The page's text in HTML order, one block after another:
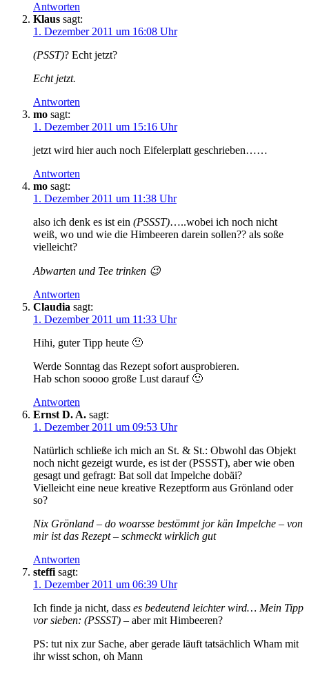
Antworten
Klaus sagt:
1. Dezember 2011 um 16:08 Uhr
(PSST)? Echt jetzt?
Echt jetzt.
Antworten
mo sagt:
1. Dezember 2011 um 15:16 Uhr
jetzt wird hier auch noch Eifelerplatt geschrieben……
Antworten
mo sagt:
1. Dezember 2011 um 11:38 Uhr
also ich denk es ist ein (PSSST)…..wobei ich noch nicht
weiß, wo und wie die Himbeeren darein sollen?? als soße
vielleicht?
Abwarten und Tee trinken 😉
Antworten
Claudia sagt:
1. Dezember 2011 um 11:33 Uhr
Hihi, guter Tipp heute 🙂
Werde Sonntag das Rezept sofort ausprobieren.
Hab schon soooo große Lust darauf 🙂
Antworten
Ernst D. A. sagt:
1. Dezember 2011 um 09:53 Uhr
Natürlich schließe ich mich an St. & St.: Obwohl das Objekt
noch nicht gezeigt wurde, es ist der (PSSST), aber wie oben
gesagt und gefragt: Bat soll dat Impelche dobäi?
Vielleicht eine neue kreative Rezeptform aus Grönland oder
so?
Nix Grönland – do woarsse bestömmt jor kän Impelche – von
mir ist das Rezept – schmeckt wirklich gut
Antworten
steffi sagt:
1. Dezember 2011 um 06:39 Uhr
Ich finde ja nicht, dass es bedeutend leichter wird… Mein Tipp
vor sieben: (PSSST) – aber mit Himbeeren?
PS: tut nix zur Sache, aber gerade läuft tatsächlich Wham mit
ihr wisst schon, oh Mann